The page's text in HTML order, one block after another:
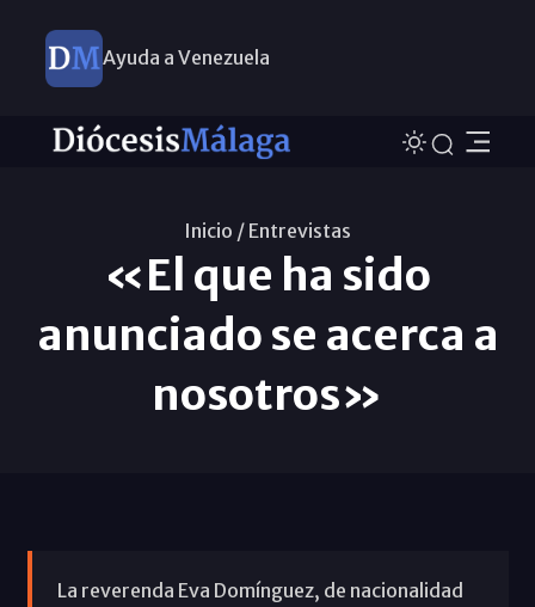
Ayuda a Venezuela
Inicio / Entrevistas
«El que ha sido
anunciado se acerca a
nosotros»
La reverenda Eva Domínguez, de nacionalidad